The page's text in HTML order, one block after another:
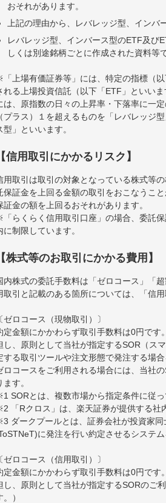
おそれがあります。
上記の理由から、レバレッジ型、イン
レバレッジ型、インバース型のETF及び
しくは別途銘柄ごとに作成された資料等
上場有価証券等」には、特定の指標（
れる上場投資信託（以下「ETF」といい
は、原指数の日々の上昇率・下落率に一
（プラス）１を超えるものを「レバレッジ
型」といいます。
【信用取引にかかるリスク】
用取引は取引の対象となっている株式等
保証金を上回る金額の取引をおこなうこ
証金の額を上回るおそれがあります。
らくらく信用取引口座」の場合、委託
に制限しています。
【株式等のお取引にかかる費用】
内株式の委託手数料は「ゼロコース」「
取引と記載のある箇所については、「信
〔ゼロコース（現物取引）〕
定金額にかかわらず取引手数料は0円です。
し、原則として当社が指定するSOR（ス
する取引ツールや注文形態で発注する場合
ロコースをご利用される場合には、当社
ます。
SORとは、複数市場から指定条件に従
「Rクロス」は、楽天証券が提供する社
ダークプールとは、証券会社が投資家
に発注を行い約定させるシステム
〔ゼロコース（信用取引）〕
定金額にかかわらず取引手数料は0円です。
し、原則として当社が指定するSORのご
。）